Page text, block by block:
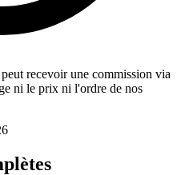
recevoir une commission via
ni le prix ni l'ordre de nos